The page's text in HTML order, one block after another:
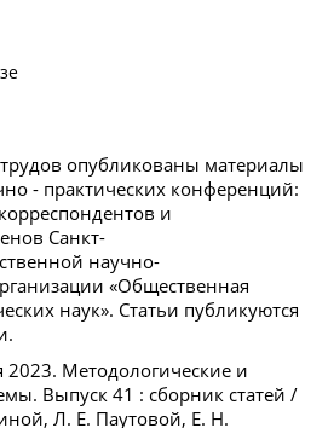
опубликованы материалы
- практических конференций:
и
Санкт-
научно-
«Общественная
наук». Статьи публикуются
2023. Методологические и
Выпуск 41 : сборник статей /
Л. Е. Паутовой, Е. Н.